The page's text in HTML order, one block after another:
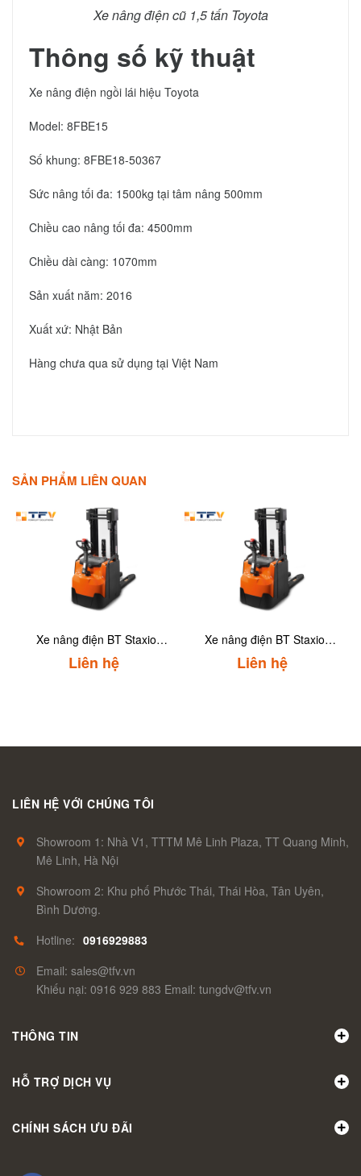
Xe nâng điện cũ 1,5 tấn Toyota
Thông số kỹ thuật
Xe nâng điện ngồi lái hiệu Toyota
Model: 8FBE15
Số khung: 8FBE18-50367
Sức nâng tối đa: 1500kg tại tâm nâng 500mm
Chiều cao nâng tối đa: 4500mm
Chiều dài càng: 1070mm
Sản xuất năm: 2016
Xuất xứ: Nhật Bản
Hàng chưa qua sử dụng tại Việt Nam
SẢN PHẨM LIÊN QUAN
điện BT Staxio
Xe nâng điện BT Staxio
Xe nâng
LIÊN HỆ VỚI CHÚNG TÔI
Showroom 1: Nhà V1, TTTM Mê Linh Plaza, TT Quang Minh,
Mê Linh, Hà Nội
Showroom 2: Khu phố Phước Thái, Thái Hòa, Tân Uyên,
Bình Dương.
Hotline: 0916929883
Email: sales@tfv.vn
Khiếu nại: 0916 929 883 Email: tungdv@tfv.vn
THÔNG TIN
HỖ TRỢ DỊCH VỤ
CHÍNH SÁCH ƯU ĐÃI